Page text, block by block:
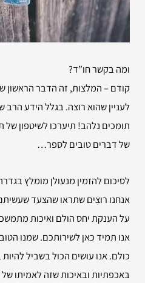
ומה בקשר חו”ד?
קודם – המלצות, זה הדבר הראשון
לעניין שהוא רוצה. בגלל הידע
תומכים נלהב! תיערכו לשיטפון
של דברים טובים לספר…
לסיכום להזמין מנעולן מומלץ
אנחנו רוצים שתראו שהצעד
על הענקת יחס הולם ואיכות
אנו תמיד כאן לשירותכם. שמנו
כולם. אנו עושים הכול בשביל
באכפתיות ובאיכות שזה לאמיתו